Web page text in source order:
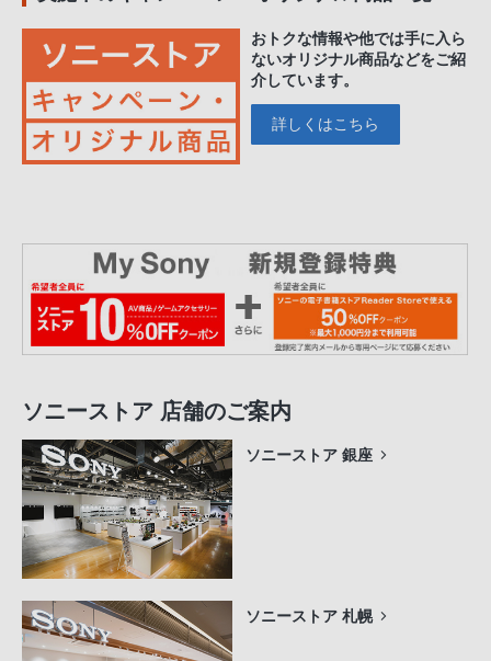
おトクな情報や他では手に入ら
ないオリジナル商品などをご紹
介しています。
詳しくはこちら
ソニーストア 店舗のご案内
ソニーストア 銀座
ソニーストア 札幌